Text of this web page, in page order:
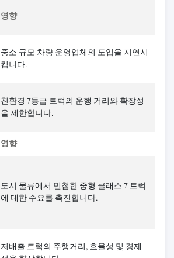
영향
중소 규모 차량 운영업체의 도입을 지연시
킵니다.
친환경 7등급 트럭의 운행 거리와 확장성
을 제한합니다.
영향
도시 물류에서 민첩한 중형 클래스 7 트럭
에 대한 수요를 촉진합니다.
저배출 트럭의 주행거리, 효율성 및 경제